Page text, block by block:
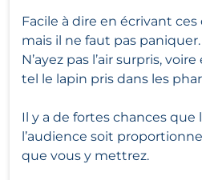
Facile à dire en écrivant
mais il ne faut pas paniquer.
N’ayez pas l’air surpris,
tel le lapin pris dans les
Il y a de fortes chances que
l’audience soit
que vous y mettrez.